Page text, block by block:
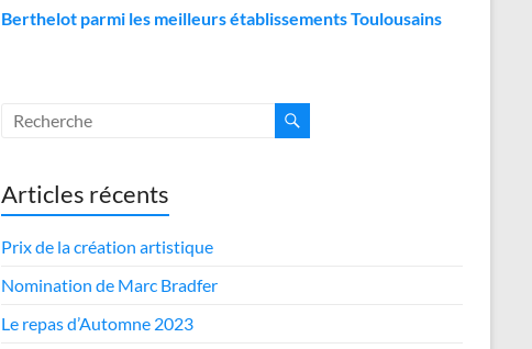
Berthelot parmi les meilleurs établissements Toulousains
Articles récents
Prix de la création artistique
Nomination de Marc Bradfer
Le repas d’Automne 2023